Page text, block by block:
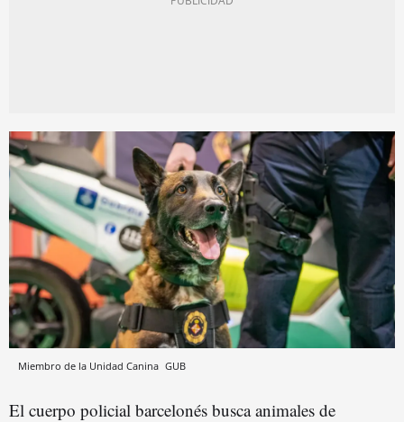
Miembro de la Unidad Canina GUB
El cuerpo policial barcelonés busca animales de